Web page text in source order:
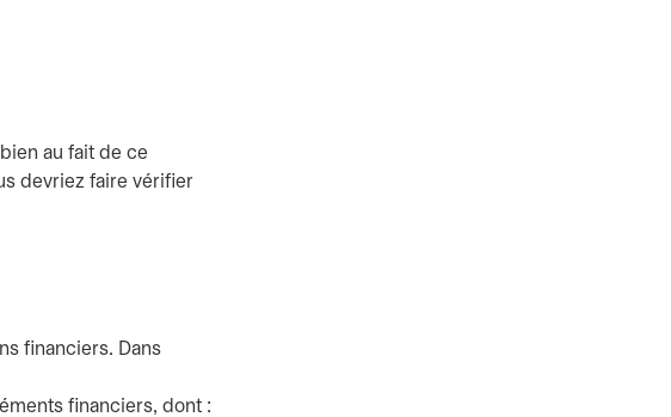
au fait de ce
devriez faire vérifier
financiers. Dans
financiers, dont :